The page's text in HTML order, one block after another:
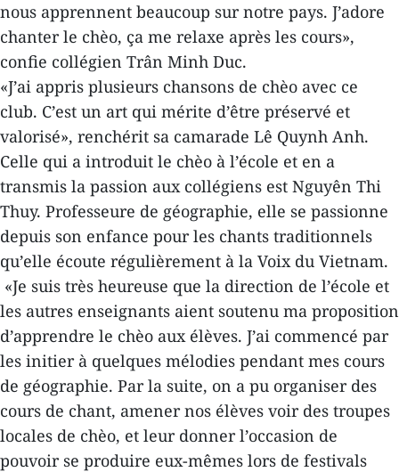
nous apprennent beaucoup sur notre pays. J’adore
chanter le chèo, ça me relaxe après les cours»,
confie collégien Trân Minh Duc.
«J’ai appris plusieurs chansons de chèo avec ce
club. C’est un art qui mérite d’être préservé et
valorisé», renchérit sa camarade Lê Quynh Anh.
Celle qui a introduit le chèo à l’école et en a
transmis la passion aux collégiens est Nguyên Thi
Thuy. Professeure de géographie, elle se passionne
depuis son enfance pour les chants traditionnels
qu’elle écoute régulièrement à la Voix du Vietnam.
«Je suis très heureuse que la direction de l’école et
les autres enseignants aient soutenu ma proposition
d’apprendre le chèo aux élèves. J’ai commencé par
les initier à quelques mélodies pendant mes cours
de géographie. Par la suite, on a pu organiser des
cours de chant, amener nos élèves voir des troupes
locales de chèo, et leur donner l’occasion de
pouvoir se produire eux-mêmes lors de festivals